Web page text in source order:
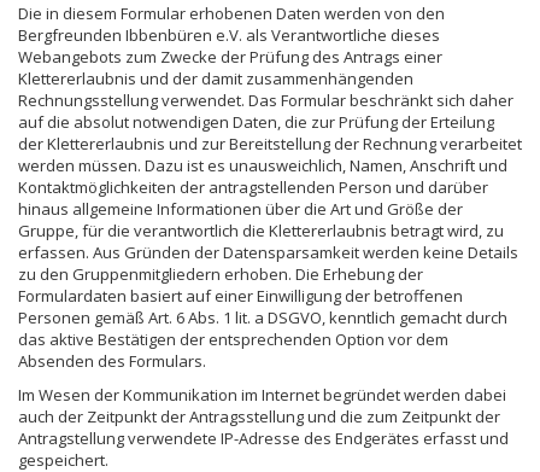
Die in diesem Formular erhobenen Daten werden von den
Bergfreunden Ibbenbüren e.V. als Verantwortliche dieses
Webangebots zum Zwecke der Prüfung des Antrags einer
Klettererlaubnis und der damit zusammenhängenden
Rechnungsstellung verwendet. Das Formular beschränkt sich daher
auf die absolut notwendigen Daten, die zur Prüfung der Erteilung
der Klettererlaubnis und zur Bereitstellung der Rechnung verarbeitet
werden müssen. Dazu ist es unausweichlich, Namen, Anschrift und
Kontaktmöglichkeiten der antragstellenden Person und darüber
hinaus allgemeine Informationen über die Art und Größe der
Gruppe, für die verantwortlich die Klettererlaubnis betragt wird, zu
erfassen. Aus Gründen der Datensparsamkeit werden keine Details
zu den Gruppenmitgliedern erhoben. Die Erhebung der
Formulardaten basiert auf einer Einwilligung der betroffenen
Personen gemäß Art. 6 Abs. 1 lit. a DSGVO, kenntlich gemacht durch
das aktive Bestätigen der entsprechenden Option vor dem
Absenden des Formulars.
Im Wesen der Kommunikation im Internet begründet werden dabei
auch der Zeitpunkt der Antragsstellung und die zum Zeitpunkt der
Antragstellung verwendete IP-Adresse des Endgerätes erfasst und
gespeichert.